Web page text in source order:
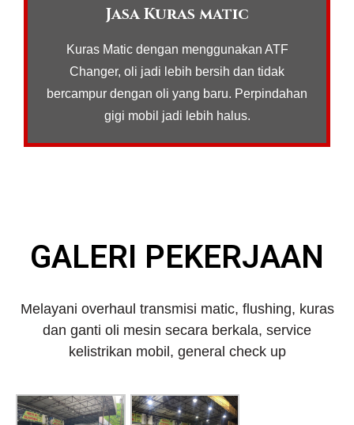
Jasa Kuras matic
Kuras Matic dengan menggunakan ATF
Changer, oli jadi lebih bersih dan tidak
bercampur dengan oli yang baru. Perpindahan
gigi mobil jadi lebih halus.
GALERI PEKERJAAN
Melayani overhaul transmisi matic, flushing, kuras
dan ganti oli mesin secara berkala, service
kelistrikan mobil, general check up